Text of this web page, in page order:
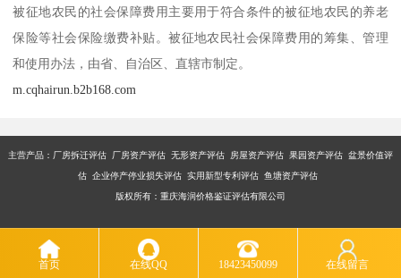
被征地农民的社会保障费用主要用于符合条件的被征地农民的养老
保险等社会保险缴费补贴。被征地农民社会保障费用的筹集、管理
和使用办法，由省、自治区、直辖市制定。
m.cqhairun.b2b168.com
主营产品：厂房拆迁评估 厂房资产评估 无形资产评估 房屋资产评估 果园资产评估 盆景价值评
估 企业停产停业损失评估 实用新型专利评估 鱼塘资产评估
版权所有：重庆海润价格鉴证评估有限公司
首页 在线QQ 18423450099 在线留言